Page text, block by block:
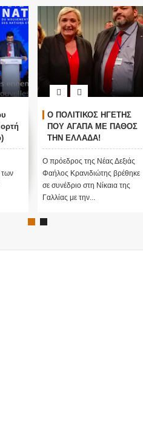
των
Ο ΠΟΛΙΤΙΚΟΣ ΗΓΕΤΗΣ
ΠΟΥ ΑΓΑΠΑ ΜΕ ΠΑΘΟΣ
ΤΗΝ ΕΛΛΑΔΑ!
Κρανιδιώτης και Μαρίν
Λεπέν ενάντια στην
ισοπέδωση της
παγκοσμιοποίησης και
τον εποικισμό...!!!
Ο πρόεδρος της Νέας Δεξιάς
Φαήλος Κρανιδιώτης βρέθηκε
σε συνέδριο στη Νίκαια της
Γαλλίας με την...